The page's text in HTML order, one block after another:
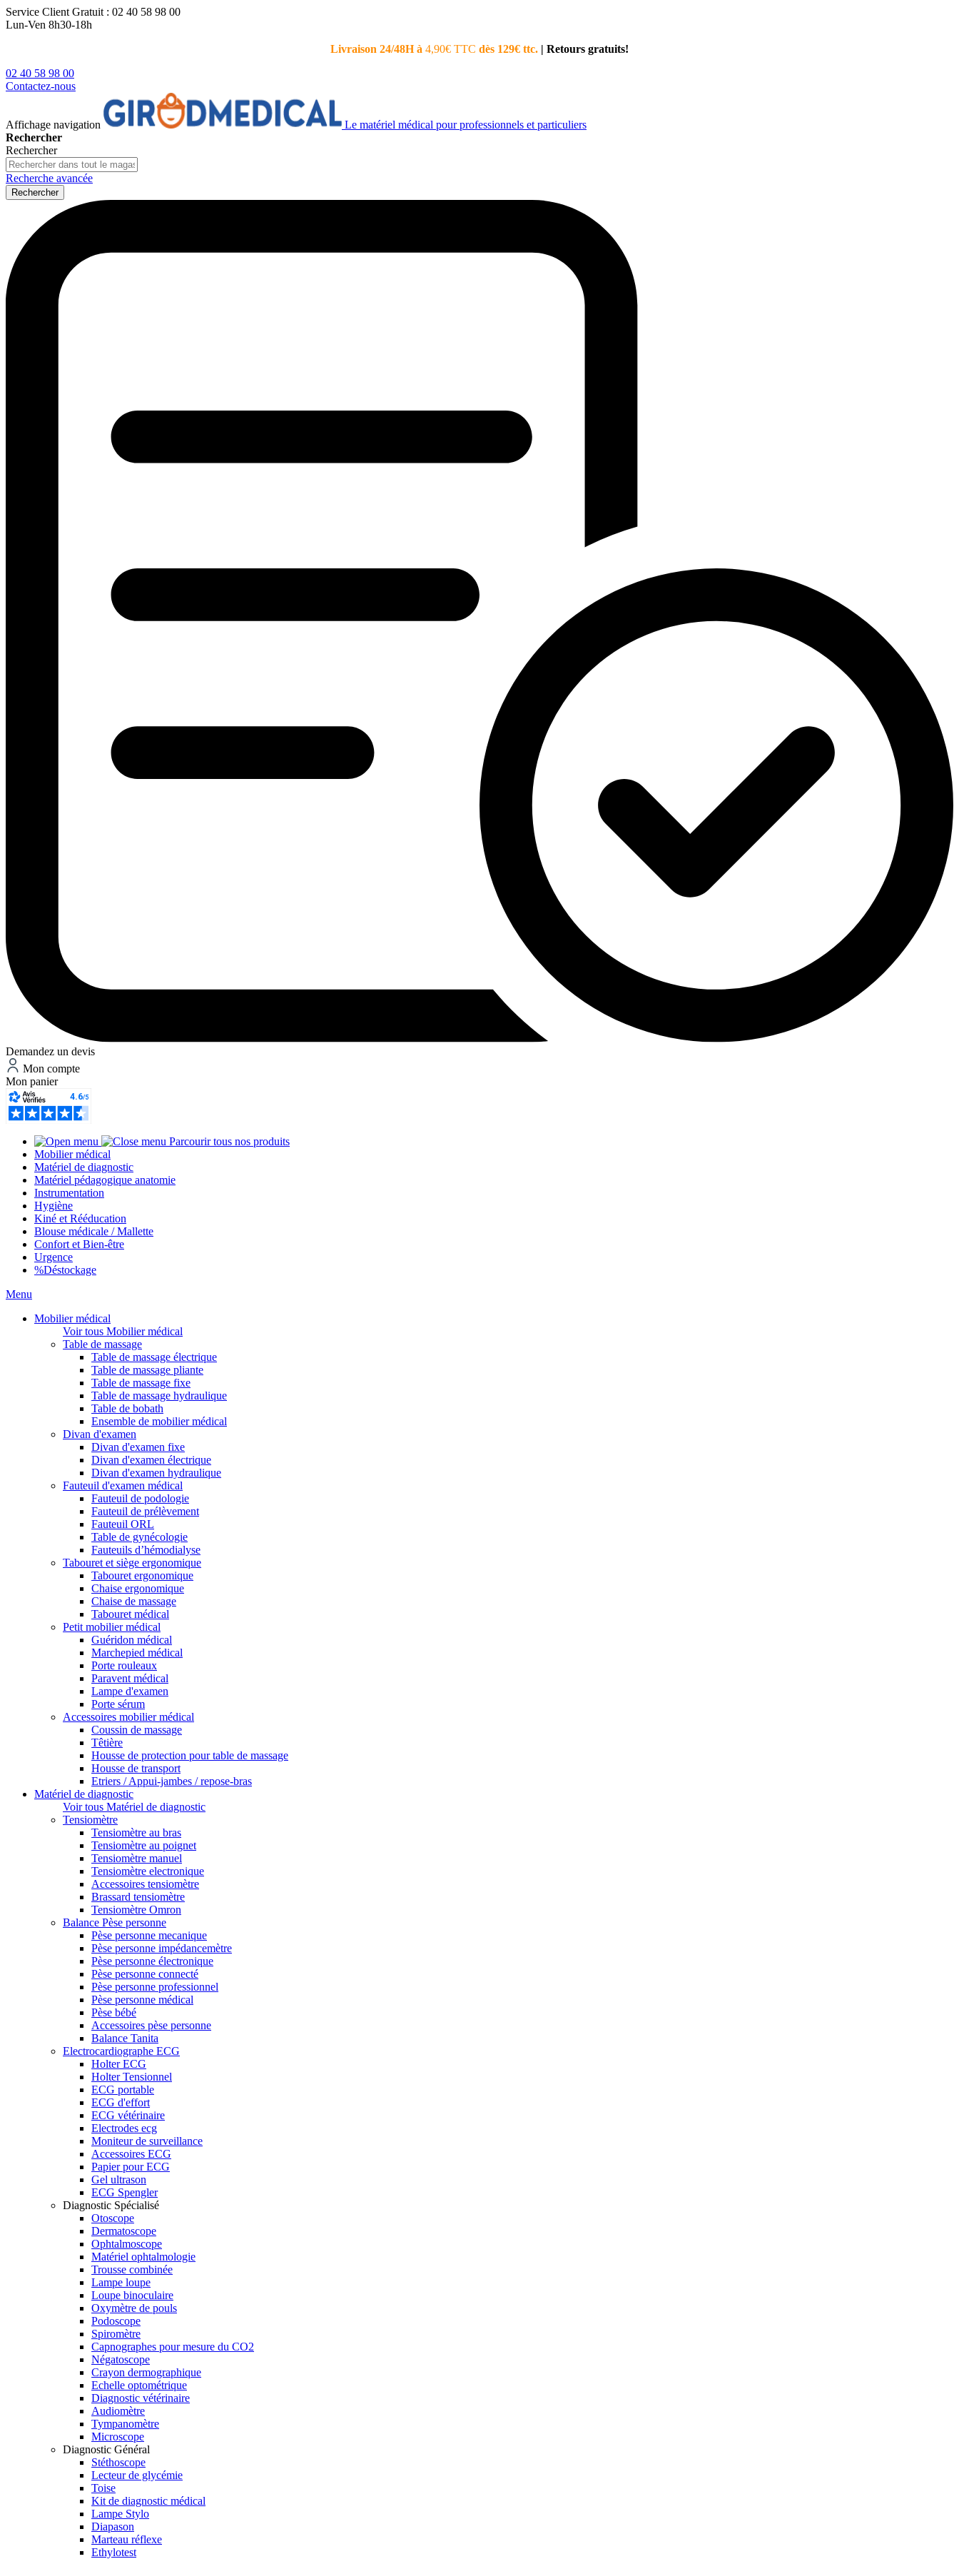
Service Client Gratuit : 02 40 58 98 00
Lun-Ven 8h30-18h
Livraison 24/48H à 4,90€ TTC dès 129€ ttc. | Retours gratuits!
02 40 58 98 00
Contactez-nous
Affichage navigation
Le matériel médical pour professionnels et particuliers
Rechercher
Rechercher
Recherche avancée
Rechercher
Demandez un devis
Mon compte
Mon panier
Parcourir tous nos produits
Mobilier médical
Matériel de diagnostic
Matériel pédagogique anatomie
Instrumentation
Hygiène
Kiné et Rééducation
Blouse médicale / Mallette
Confort et Bien-être
Urgence
%Déstockage
Menu
Mobilier médical
Voir tous Mobilier médical
Table de massage
Table de massage électrique
Table de massage pliante
Table de massage fixe
Table de massage hydraulique
Table de bobath
Ensemble de mobilier médical
Divan d'examen
Divan d'examen fixe
Divan d'examen électrique
Divan d'examen hydraulique
Fauteuil d'examen médical
Fauteuil de podologie
Fauteuil de prélèvement
Fauteuil ORL
Table de gynécologie
Fauteuils d’hémodialyse
Tabouret et siège ergonomique
Tabouret ergonomique
Chaise ergonomique
Chaise de massage
Tabouret médical
Petit mobilier médical
Guéridon médical
Marchepied médical
Porte rouleaux
Paravent médical
Lampe d'examen
Porte sérum
Accessoires mobilier médical
Coussin de massage
Têtière
Housse de protection pour table de massage
Housse de transport
Etriers / Appui-jambes / repose-bras
Matériel de diagnostic
Voir tous Matériel de diagnostic
Tensiomètre
Tensiomètre au bras
Tensiomètre au poignet
Tensiomètre manuel
Tensiomètre electronique
Accessoires tensiomètre
Brassard tensiomètre
Tensiomètre Omron
Balance Pèse personne
Pèse personne mecanique
Pèse personne impédancemètre
Pèse personne électronique
Pèse personne connecté
Pèse personne professionnel
Pèse personne médical
Pèse bébé
Accessoires pèse personne
Balance Tanita
Electrocardiographe ECG
Holter ECG
Holter Tensionnel
ECG portable
ECG d'effort
ECG vétérinaire
Electrodes ecg
Moniteur de surveillance
Accessoires ECG
Papier pour ECG
Gel ultrason
ECG Spengler
Diagnostic Spécialisé
Otoscope
Dermatoscope
Ophtalmoscope
Matériel ophtalmologie
Trousse combinée
Lampe loupe
Loupe binoculaire
Oxymètre de pouls
Podoscope
Spiromètre
Capnographes pour mesure du CO2
Négatoscope
Crayon dermographique
Echelle optométrique
Diagnostic vétérinaire
Audiomètre
Tympanomètre
Microscope
Diagnostic Général
Stéthoscope
Lecteur de glycémie
Toise
Kit de diagnostic médical
Lampe Stylo
Diapason
Marteau réflexe
Ethylotest